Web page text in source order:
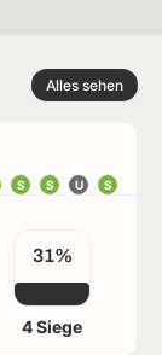
Alles sehen
S
U
S
S
31%
4 Siege